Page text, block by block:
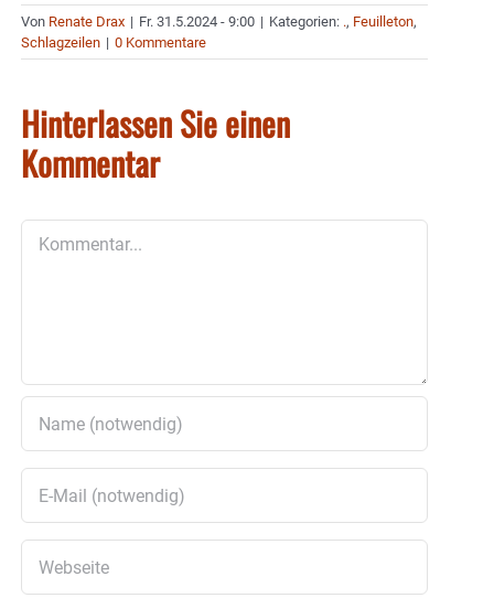
Von Renate Drax | Fr. 31.5.2024 - 9:00 | Kategorien: ., Feuilleton,
Schlagzeilen | 0 Kommentare
Hinterlassen Sie einen
Kommentar